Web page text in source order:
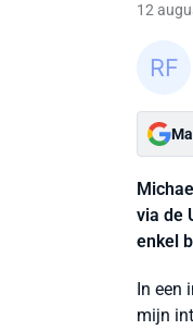
12
via de
enkel
In een
mijn